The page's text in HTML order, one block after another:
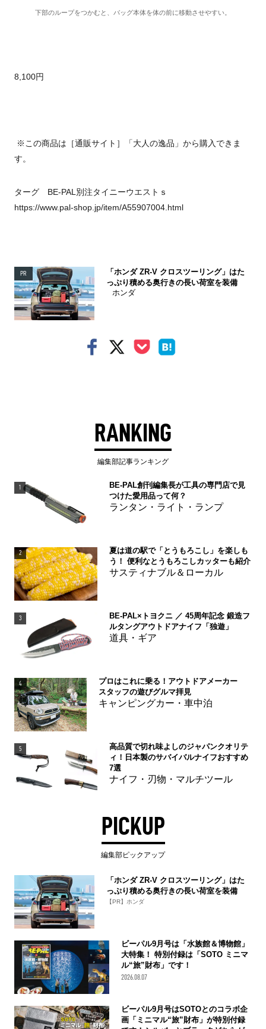
下部のループをつかむと、バッグ本体を体の前に移動させやすい。
8,100円
※この商品は［通販サイト］「大人の逸品」から購入できま
す。
ターグ BE-PAL別注タイニーウエストｓ
https://www.pal-shop.jp/item/A55907004.html
PR
「ホンダ ZR-V クロスツーリング」はた
っぷり積める奥行きの長い荷室を装備
ホンダ
RANKING
編集部記事ランキング
1
BE-PAL創刊編集長が工具の専門店で見
つけた愛用品って何？
ランタン・ライト・ランプ
2
夏は道の駅で「とうもろこし」を楽しも
う！ 便利なとうもろこしカッターも紹介
サスティナブル＆ローカル
3
BE-PAL×トヨクニ ／ 45周年記念 鍛造フ
ルタングアウトドアナイフ「独遊」
道具・ギア
4
プロはこれに乗る！アウトドアメーカー
スタッフの遊びグルマ拝見
キャンピングカー・車中泊
5
高品質で切れ味よしのジャパンクオリテ
ィ！日本製のサバイバルナイフおすすめ
7選
ナイフ・刃物・マルチツール
PICKUP
編集部ピックアップ
「ホンダ ZR-V クロスツーリング」はた
っぷり積める奥行きの長い荷室を装備
【PR】ホンダ
ビーパル9月号は「水族館＆博物館」
大特集！ 特別付録は「SOTO ミニマ
ル“旅”財布」です！
2026.08.07
ビーパル9月号はSOTOとのコラボ企
画「ミニマル“旅”財布」が特別付録